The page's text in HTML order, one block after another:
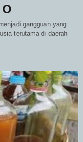
gangguan yang
terutama di daerah